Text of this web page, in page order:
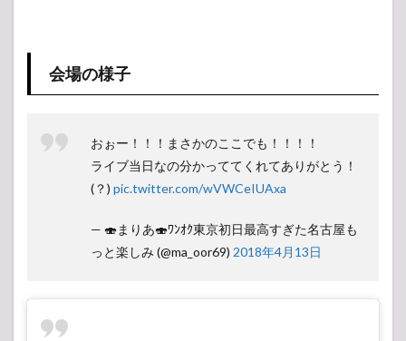
会場の様子
おぉー！！！まさかのここでも！！！！
ライブ当日なの分かっててくれてありがとう！
(？) pic.twitter.com/wVWCeIUAxa
— ︎🍣まりあ︎🍣ﾜﾝｵｸ東京初日最高すぎた名古屋も
っと楽しみ (@ma_oor69) 2018年4月13日